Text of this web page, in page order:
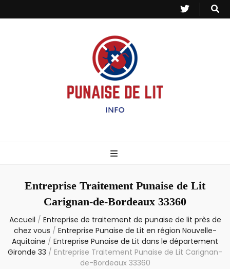
– Info
Entreprise Traitement Punaise de Lit
Carignan-de-Bordeaux 33360
Accueil / Entreprise de traitement de punaise de lit près de
chez vous / Entreprise Punaise de Lit en région Nouvelle-
Aquitaine / Entreprise Punaise de Lit dans le département
Gironde 33 / Entreprise Traitement Punaise de Lit Carignan-
de-Bordeaux 33360